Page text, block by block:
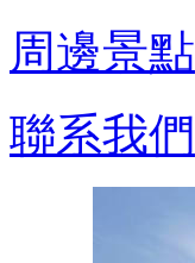
周邊景點
聯系我們